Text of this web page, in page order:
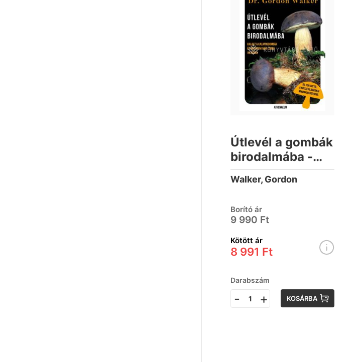
Útlevél a gombák
birodalmába -
Kalauz a
kalaposgombák
csoda
világába
Walker, Gordon
Borító ár
9 990 Ft
Kötött ár
8 991 Ft
Darabszám
- + KOSÁRBA